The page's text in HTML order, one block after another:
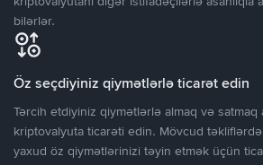
bilərlər.
Öz seçdiyiniz qiymətlərlə ticarət edin
Tərcih etdiyiniz qiymətlərlə almaq və satmaq
kriptovalyuta ticarəti edin. Mövcud
yaxud öz qiymətlərinizi təyin etmək üçün